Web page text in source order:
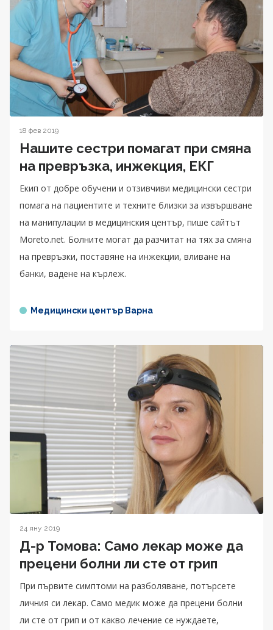
18 фев 2019
Нашите сестри помагат при смяна
на превръзка, инжекция, ЕКГ
Екип от добре обучени и отзивчиви медицински сестри
помага на пациентите и техните близки за извършване
на манипулации в медицинския център, пише сайтът
Moreto.net. Болните могат да разчитат на тях за смяна
на превръзки, поставяне на инжекции, вливане на
банки, вадене на кърлеж.
Медицински център Варна
24 яну 2019
Д-р Томова: Само лекар може да
прецени болни ли сте от грип
При първите симптоми на разболяване, потърсете
личния си лекар. Само медик може да прецени болни
ли сте от грип и от какво лечение се нуждаете,